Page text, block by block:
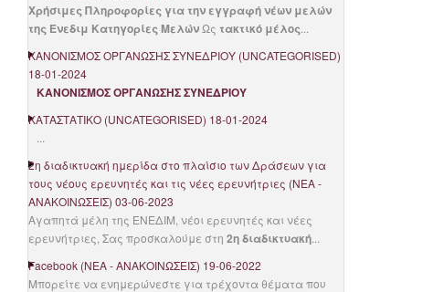
Χρήσιμες Πληροφορίες για την εγγραφή νέων μελών
της Ενεδιμ Κατηγορίες Μελών Ως τακτικό μέλος...
ΚΑΝΟΝΙΣΜΟΣ ΟΡΓΑΝΩΣΗΣ ΣΥΝΕΔΡΙΟΥ (UNCATEGORISED)
18-01-2024
ΚΑΝΟΝΙΣΜΟΣ ΟΡΓΑΝΩΣΗΣ ΣΥΝΕΔΡΙΟΥ
ΚΑΤΑΣΤΑΤΙΚΟ (UNCATEGORISED) 18-01-2024
...
2η διαδικτυακή ημερίδα στο πλαίσιο των Δράσεων για
τους νέους ερευνητές και τις νέες ερευνήτριες (ΝΈΑ -
ΑΝΑΚΟΙΝΏΣΕΙΣ) 03-06-2023
Αγαπητά μέλη της ΕΝΕΔΙΜ, νέοι ερευνητές και νέες
ερευνήτριες, Σας προσκαλούμε στη 2η διαδικτυακή...
Facebook (ΝΈΑ - ΑΝΑΚΟΙΝΏΣΕΙΣ) 19-06-2022
Μπορείτε να ενημερώνεστε για τρέχοντα θέματα που